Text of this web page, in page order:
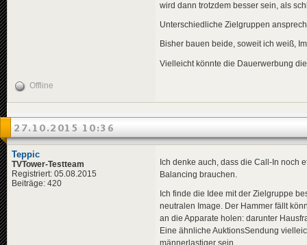
wird dann trotzdem besser sein, als
Unterschiedliche Zielgruppen
Bisher bauen beide, soweit ich weiß,
Vielleicht könnte die Dauerwerbung
Offline
27.10.2015 10:36
Teppic
TVTower-Testteam
Registriert: 05.08.2015
Beiträge: 420
Ich denke auch, dass die Call-In noch
Balancing brauchen.
Ich finde die Idee mit der Zielgruppe
neutralen Image. Der Hammer fällt
an die Apparate holen: darunter
Eine ähnliche AuktionsSendung
männerlastiger sein.